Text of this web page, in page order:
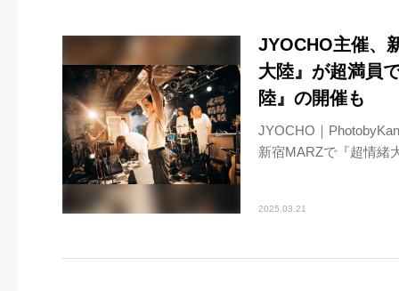
JYOCHO主催、
大陸』が超満員
陸』の開催も
JYOCHO｜
新宿MARZで『超情緒
2025.03.21